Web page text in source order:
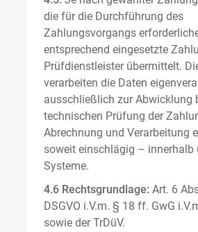
die für die Durchführung des
Zahlungsvorgangs
entsprechend eingesetzte
Prüfdienstleister übermittelt.
verarbeiten die Daten
ausschließlich zur Abwicklung
technischen Prüfung der
Abrechnung und Verarbeitung
soweit einschlägig – innerhalb
Systeme.
4.6 Rechtsgrundlage: Art. 6
DSGVO i.V.m. § 18 ff. GwG
sowie der TrDüV.